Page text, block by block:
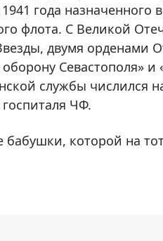
года назначенного
флота. С Великой
двумя орденами
Севастополя» и
службы числился
ЧФ.
бабушки, которой на